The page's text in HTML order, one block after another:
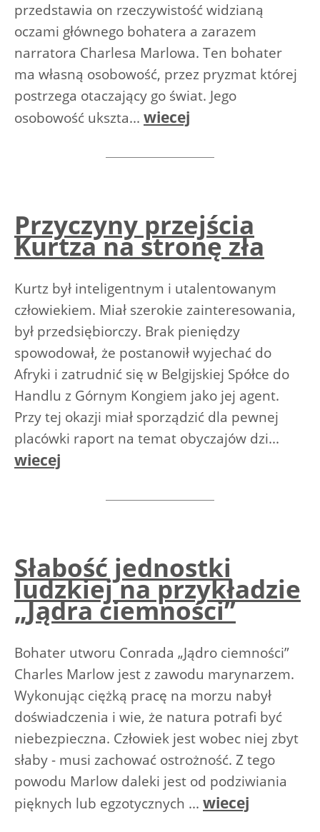
przedstawia on rzeczywistość widzianą
oczami głównego bohatera a zarazem
narratora Charlesa Marlowa. Ten bohater
ma własną osobowość, przez pryzmat której
postrzega otaczający go świat. Jego
osobowość ukszta... wiecej
Przyczyny przejścia
Kurtza na stronę zła
Kurtz był inteligentnym i utalentowanym
człowiekiem. Miał szerokie zainteresowania,
był przedsiębiorczy. Brak pieniędzy
spowodował, że postanowił wyjechać do
Afryki i zatrudnić się w Belgijskiej Spółce do
Handlu z Górnym Kongiem jako jej agent.
Przy tej okazji miał sporządzić dla pewnej
placówki raport na temat obyczajów dzi...
wiecej
Słabość jednostki
ludzkiej na przykładzie
„Jądra ciemności”
Bohater utworu Conrada „Jądro ciemności”
Charles Marlow jest z zawodu marynarzem.
Wykonując ciężką pracę na morzu nabył
doświadczenia i wie, że natura potrafi być
niebezpieczna. Człowiek jest wobec niej zbyt
słaby - musi zachować ostrożność. Z tego
powodu Marlow daleki jest od podziwiania
pięknych lub egzotycznych ... wiecej